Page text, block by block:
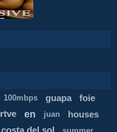
100mbps guapa foie
rtve en juan houses